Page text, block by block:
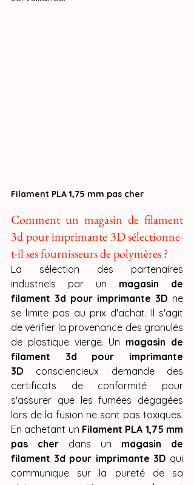
Filament PLA 1,75 mm pas cher
Comment un magasin de filament
3d pour imprimante 3D sélectionne-
t-il ses fournisseurs de polymères ?
La sélection des partenaires
industriels par un magasin de
filament 3d pour imprimante 3D ne
se limite pas au prix d'achat. Il s'agit
de vérifier la provenance des granulés
de plastique vierge. Un magasin de
filament 3d pour imprimante
3D consciencieux demande des
certificats de conformité pour
s'assurer que les fumées dégagées
lors de la fusion ne sont pas toxiques.
En achetant un Filament PLA 1,75 mm
pas cher dans un magasin de
filament 3d pour imprimante 3D qui
communique sur la pureté de sa